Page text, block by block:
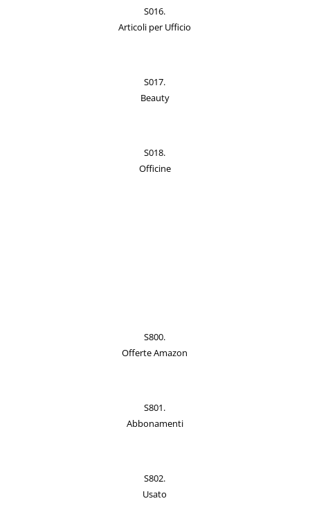
S016.
Articoli per Ufficio
S017.
Beauty
S018.
Officine
S800.
Offerte Amazon
S801.
Abbonamenti
S802.
Usato